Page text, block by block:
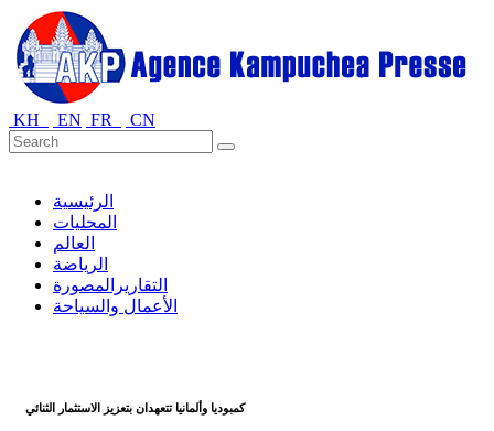
KH EN FR CN
الرئيسية
المحليات
العالم
الرياضة
التقاريرالمصورة
الأعمال والسياحة
كمبوديا وألمانيا تتعهدان بتعزيز الاستثمار الثنائي